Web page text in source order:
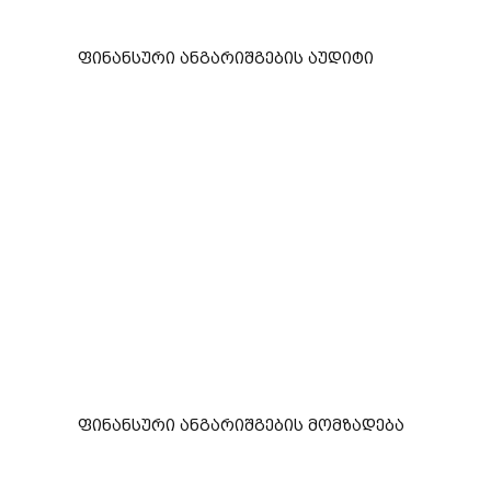
ფინანსური ანგარიშგების აუდიტი
ფინანსური ანგარიშგების მომზადება